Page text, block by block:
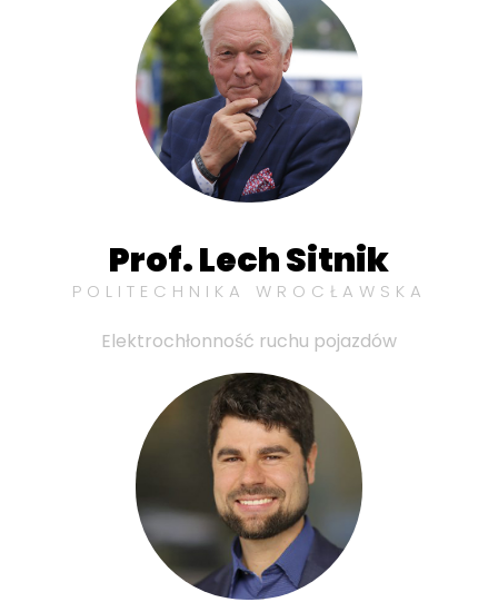
Prof. Lech Sitnik
POLITECHNIKA WROCŁAWSKA
Elektrochłonność ruchu pojazdów